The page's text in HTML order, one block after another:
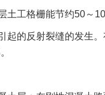
工格栅能节约50～
的反射裂缝的发生